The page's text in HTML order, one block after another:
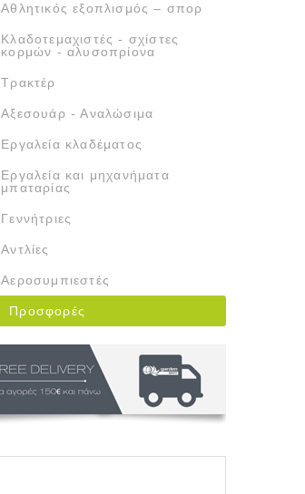
Αθλητικός εξοπλισμός – σπορ
Κλαδοτεμαχιστές - σχίστες
κορμών - αλυσοπρίονα
Τρακτέρ
Αξεσουάρ - Αναλώσιμα
Εργαλεία κλαδέματος
Εργαλεία και μηχανήματα
μπαταρίας
Γεννήτριες
Αντλίες
Αεροσυμπιεστές
Προσφορές